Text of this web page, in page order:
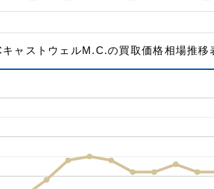
ャストウェルM.C.の買取価格相場推移